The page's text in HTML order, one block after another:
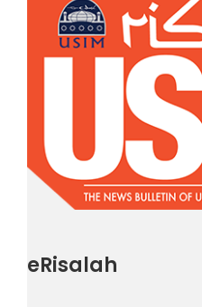
eRisalah